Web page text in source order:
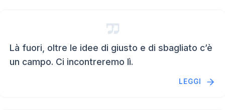
Là fuori, oltre le idee di giusto e di sbagliato c’è
un campo. Ci incontreremo lì.
LEGGI